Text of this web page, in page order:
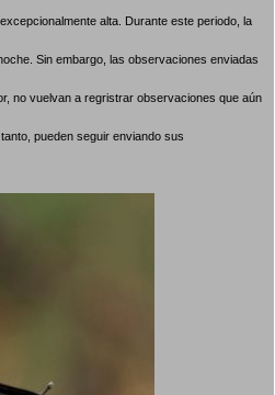
alta. Durante este periodo, la
Sin embargo, las observaciones enviadas
no vuelvan a regristrar observaciones que aún
pueden seguir enviando sus